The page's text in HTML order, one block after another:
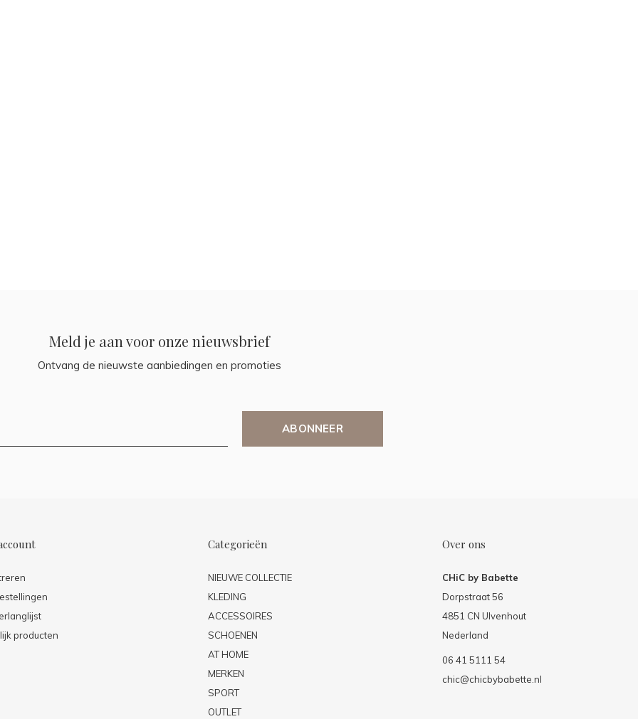
Meld je aan voor onze nieuwsbrief
Ontvang de nieuwste aanbiedingen en promoties
ABONNEER
producten
Categorieën
NIEUWE COLLECTIE
KLEDING
ACCESSOIRES
SCHOENEN
AT HOME
MERKEN
SPORT
OUTLET
Over ons
CHiC by Babette
Dorpstraat 56
4851 CN Ulvenhout
Nederland
06 41 5111 54
chic@chicbybabette.nl